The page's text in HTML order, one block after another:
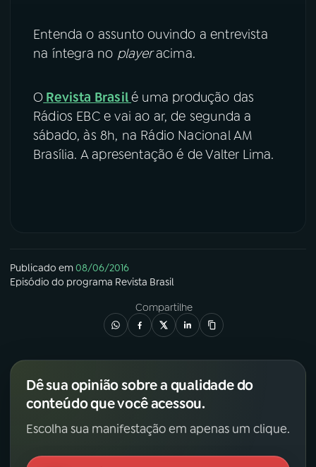
Entenda o assunto ouvindo a entrevista
na íntegra no playeracima.
O Revista Brasilé uma produção das
Rádios EBC e vai ao ar, de segunda a
sábado, às 8h, na Rádio Nacional AM
Brasília. A apresentação é de Valter Lima.
Publicado em08/06/2016
Episódio do programa Revista Brasil
Compartilhe
Dê sua opinião sobre a qualidade do
conteúdo que você acessou.
Escolha sua manifestação em apenas um clique.